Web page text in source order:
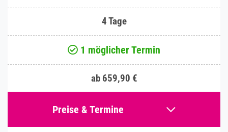
4 Tage
1 möglicher Termin
ab 659,90 €
Preise & Termine